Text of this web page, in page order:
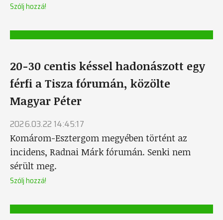
Szólj hozzá!
20-30 centis késsel hadonászott egy
férfi a Tisza fórumán, közölte
Magyar Péter
2026.03.22 14:45:17
Komárom-Esztergom megyében történt az
incidens, Radnai Márk fórumán. Senki nem
sérült meg.
Szólj hozzá!